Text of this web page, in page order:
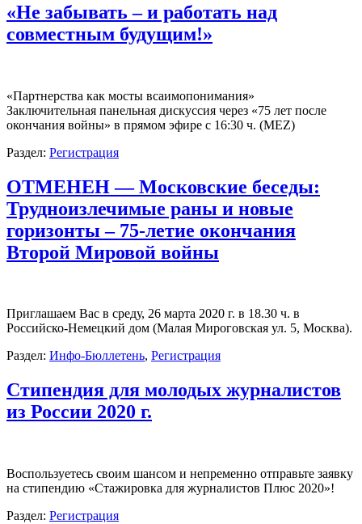
«Не забывать – и работать над
совместным будущим!»
«Партнерства как мосты всаимопонимания»
Заключительная панельная дискуссия через «75 лет после
окончания войны» в прямом эфире с 16:30 ч. (MEZ)
Раздел: Регистрация
ОТМЕНЕН — Московские беседы:
Трудноизлечимые раны и новые
горизонты – 75-летие окончания
Второй Мировой войны
Приглашаем Вас в среду, 26 марта 2020 г. в 18.30 ч. в
Российско-Немецкий дом (Малая Мироговская ул. 5, Москва).
Раздел: Инфо-Бюллетень, Регистрация
Стипендия для молодых журналистов
из России 2020 г.
Воспользуетесь своим шансом и непременно отправьте заявку
на стипендию «Стажировка для журналистов Плюс 2020»!
Раздел: Регистрация